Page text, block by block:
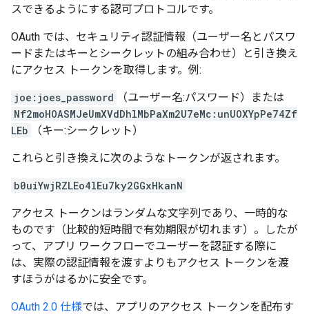
スできるようにする認可プロトコルです。
OAuth では、セキュリティ認証情報（ユーザー名とパスワ
ードまたはキーとシークレットの組み合わせ）と引き換え
にアクセス トークンを取得します。例:
joe:joes_password
（ユーザー名:パスワード）または
Nf2moHOASMJeUmXVdDhlMbPaXm2U7eMc:unUOXYpPe74Zf
LEb
（キー:シークレット）
これらと引き換えに次のようなトークンが返されます。
b0uiYwjRZLEo4lEu7ky2GGxHkanN
アクセス トークンはランダムな文字列であり、一時的な
ものです（比較的短時間で有効期限が切れます）。したが
って、アプリ ワークフローでユーザーを認証する際に
は、実際の認証情報を渡すよりもアクセス トークンを渡
すほうがはるかに安全です。
OAuth 2.0 仕様では、アプリのアクセス トークンを配布す